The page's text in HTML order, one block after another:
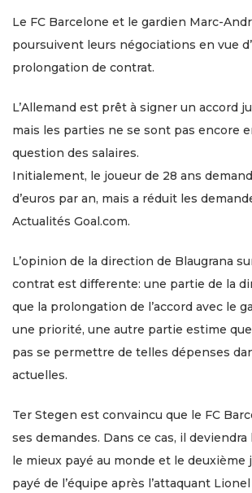
Le FC Barcelone et le gardien Marc-
poursuivent leurs négociations en vue
prolongation de contrat.
L’Allemand est prêt à signer un accord
mais les parties ne se sont pas encore
question des salaires.
Initialement, le joueur de 28 ans
d’euros par an, mais a réduit les
Actualités Goal.com.
L’opinion de la direction de Blaugrana
contrat est differente: une partie de la
que la prolongation de l’accord avec le
une priorité, une autre partie estime
pas se permettre de telles dépenses
actuelles.
Ter Stegen est convaincu que le FC
ses demandes. Dans ce cas, il
le mieux payé au monde et le deuxième
payé de l’équipe après l’attaquant